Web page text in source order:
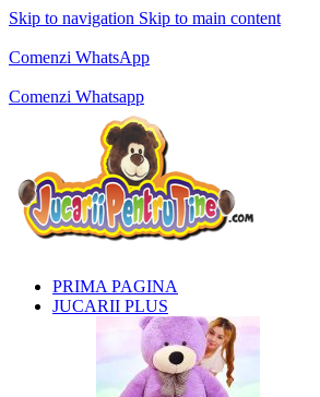
Skip to navigation Skip to main content
Comenzi WhatsApp
Comenzi Whatsapp
PRIMA PAGINA
JUCARII PLUS